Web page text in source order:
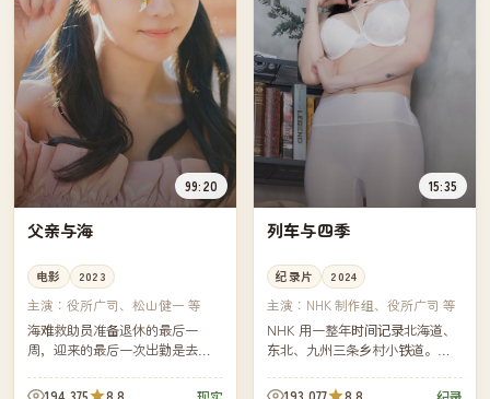
99:20
父亲与海
电影 2023
主演： 役所广司、松山健一 等
海难救助员准备退休的最后一
周，迎来的最后一次出勤是去寻
中年男子——那个男子是他三十
15:35
列车与四季
纪录片 2024
主演： NHK 制作组、役所广司 等
NHK 用一整年时间记录北海道、
东北、九州三条乡村小铁道。摄
红叶与雪，记录铁道员、便当